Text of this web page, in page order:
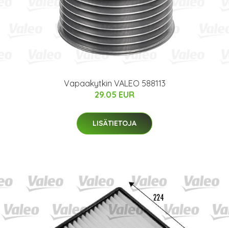
Vapaakytkin VALEO 588113
29.05 EUR
LISÄTIETOJA